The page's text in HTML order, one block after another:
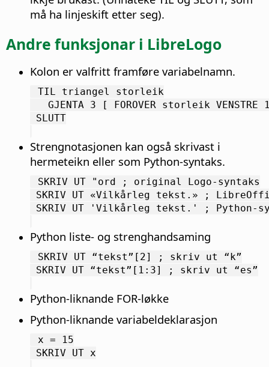
må ha linjeskift etter seg).
Andre funksjonar i LibreLogo
Kolon er valfritt framføre variabelnamn.
TIL triangel storleik
GJENTA 3 [ FOROVER storleik VENSTRE
SLUTT
Strengnotasjonen kan også skrivast i
hermeteikn eller som Python-syntaks.
SKRIV UT "ord ; original Logo-syntaks
SKRIV UT «Vilkårleg tekst.» ;
SKRIV UT 'Vilkårleg tekst.' ; Python-
Python liste- og strenghandsaming
SKRIV UT “tekst”[2] ; skriv ut “k”
SKRIV UT “tekst”[1:3] ; skriv ut “es”
Python-liknande FOR-løkke
Python-liknande variabeldeklarasjon
x = 15
SKRIV UT x